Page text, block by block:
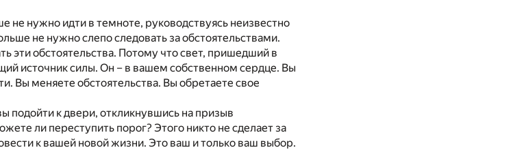
не нужно идти в темноте, руководствуясь неизвестно
не нужно слепо следовать за обстоятельствами.
эти обстоятельства. Потому что свет, пришедший в
источник силы. Он – в вашем собственном сердце. Вы
Вы меняете обстоятельства. Вы обретаете свое
подойти к двери, откликнувшись на призыв
ли переступить порог? Этого никто не сделает за
к вашей новой жизни. Это ваш и только ваш выбор.